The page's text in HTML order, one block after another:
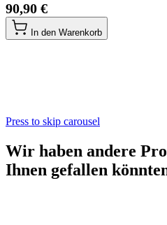
90,90 €
In den Warenkorb
Press to skip carousel
Wir haben andere
Ihnen gefallen